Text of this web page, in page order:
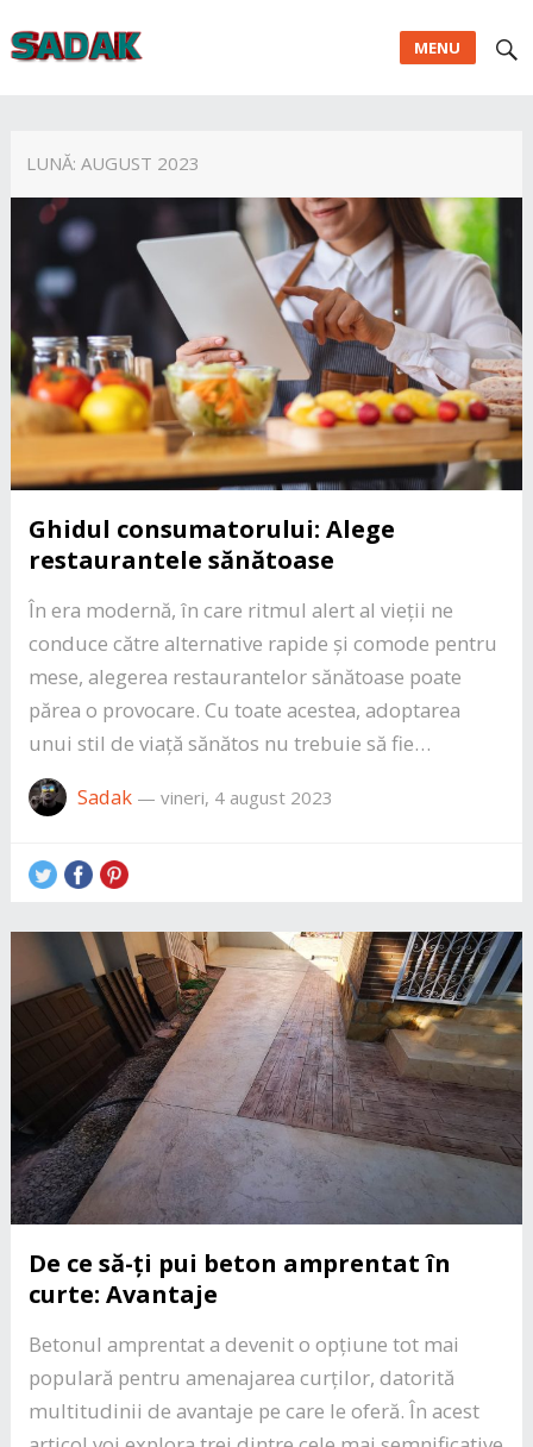
MENU
LUNĂ: AUGUST 2023
Ghidul consumatorului: Alege
restaurantele sănătoase
În era modernă, în care ritmul alert al vieții ne
conduce către alternative rapide și comode pentru
mese, alegerea restaurantelor sănătoase poate
părea o provocare. Cu toate acestea, adoptarea
unui stil de viață sănătos nu trebuie să fie…
Sadak— vineri, 4 august 2023
De ce să-ți pui beton amprentat în
curte: Avantaje
Betonul amprentat a devenit o opțiune tot mai
populară pentru amenajarea curților, datorită
multitudinii de avantaje pe care le oferă. În acest